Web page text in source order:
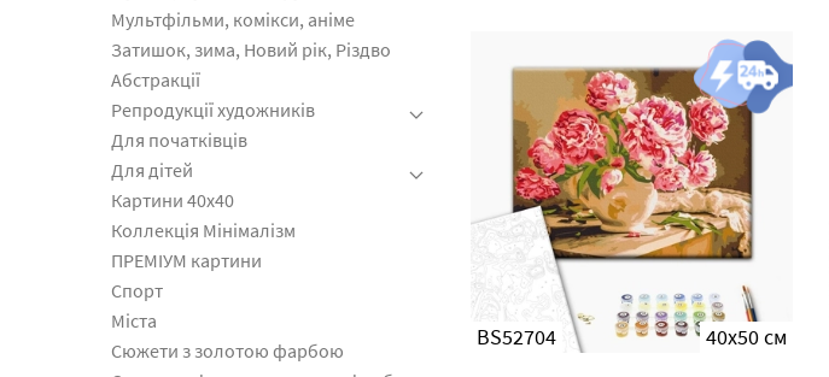
Мультфільми, комікси, аніме
Затишок, зима, Новий рік, Різдво
Абстракції
Репродукції художників
Для початківців
Для дітей
Картини 40x40
Коллекція Мінімалізм
ПРЕМІУМ картини
Спорт
Міста
Сюжети з золотою фарбою
BS52704 40x50 см